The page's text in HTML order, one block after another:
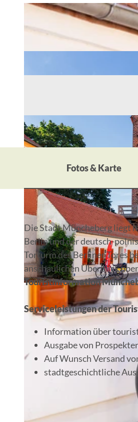
© Florian Läufer, Lizenz: Seenland Oder-Spree
Fotos & Karte
Die Stadt Müncheberg liegt
Berlin und der deutsch-
Torturm des Berliner Tores
anschaulichen Überblick
Touristinformation
Serviceleistungen der
Information über
Ausgabe von
Auf Wunsch Versand
stadtgeschichtliche